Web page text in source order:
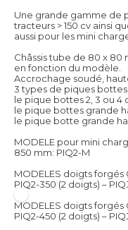
Une grande gamme de
tracteurs > 150 cv ainsi
aussi pour les mini
Châssis tube de 80 x 80
en fonction du modèle.
Accrochage soudé,
3 types de piques bottes
le pique bottes 2, 3 ou 4
le pique bottes grande
le pique botte grande
MODELE pour mini
850 mm: PIQ2-M
MODELES doigts forgés
PIQ2-350 (2 doigts) –
MODELES doigts forgés
PIQ2-450 (2 doigts) –